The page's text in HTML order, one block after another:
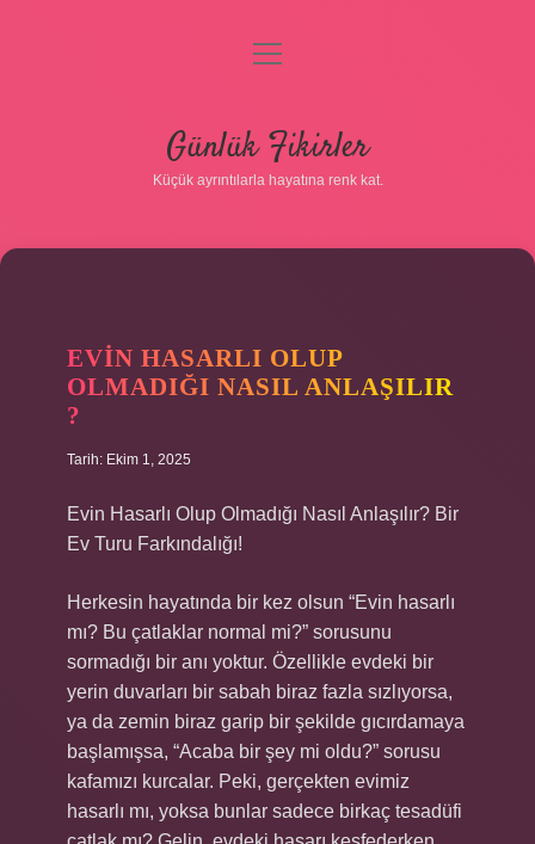
Gizlilik Politikası
Hakkımızda
menüyü
Günlük Fikirler
Küçük ayrıntılarla hayatına renk kat.
EVIN HASARLI OLUP
OLMADIĞI NASIL ANLAŞILIR
?
Tarih: Ekim 1, 2025
Evin Hasarlı Olup Olmadığı Nasıl Anlaşılır? Bir
Ev Turu Farkındalığı!
Herkesin hayatında bir kez olsun “Evin hasarlı
mı? Bu çatlaklar normal mi?” sorusunu
sormadığı bir anı yoktur. Özellikle evdeki bir
yerin duvarları bir sabah biraz fazla sızlıyorsa,
ya da zemin biraz garip bir şekilde gıcırdamaya
başlamışsa, “Acaba bir şey mi oldu?” sorusu
kafamızı kurcalar. Peki, gerçekten evimiz
hasarlı mı, yoksa bunlar sadece birkaç tesadüfi